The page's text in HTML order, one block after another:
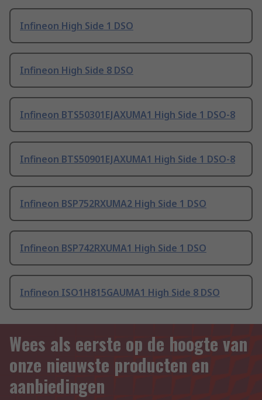
Infineon High Side 1 DSO
Infineon High Side 8 DSO
Infineon BTS50301EJAXUMA1 High Side 1 DSO-8
Infineon BTS50901EJAXUMA1 High Side 1 DSO-8
Infineon BSP752RXUMA2 High Side 1 DSO
Infineon BSP742RXUMA1 High Side 1 DSO
Infineon ISO1H815GAUMA1 High Side 8 DSO
Wees als eerste op de hoogte van
onze nieuwste producten en
aanbiedingen